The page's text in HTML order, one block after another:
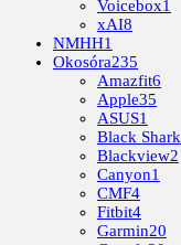
Voicebox1
xAI8
NMHH1
Okosóra235
Amazfit6
Apple35
ASUS1
Black Shark
Blackview2
Canyon1
CMF4
Fitbit4
Garmin20